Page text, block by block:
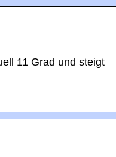
11 Grad und steigt